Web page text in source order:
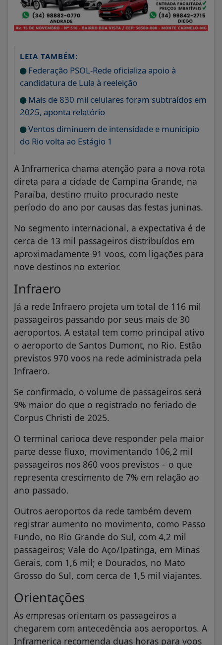
LEIA TAMBÉM:
Federação PSOL-Rede oficializa apoio à
candidatura de Lula à reeleição
Mais de 830 mil celulares foram subtraídos em
2025, aponta relatório
Ventos diminuem de intensidade e município
do Rio volta ao Estágio 1
A Inframerica chama atenção para a nova rota
direta para a cidade de Campina Grande, na
Paraíba, destino muito procurado neste
período do ano por causas das festas juninas.
No segmento internacional, a expectativa é de
cerca de 13 mil passageiros distribuídos em
aproximadamente 91 voos, com ligações para
nove destinos no exterior.
Infraero
Já a rede Infraero projeta um total de 116 mil
passageiros passando por seus mais de 30
aeroportos. A estatal tem como principal ativo
o aeroporto de Santos Dumont, no Rio. Estão
previstos 970 voos na rede administrada pela
Infraero.
Se confirmado, o volume de passageiros será
9% maior do que o registrado no feriado de
Corpus Christi de 2025.
O terminal carioca deve responder pela maior
parte desse fluxo, movimentando 106,2 mil
passageiros nos 860 voos previstos – o que
representa crescimento de 7% em relação ao
ano passado.
Outros aeroportos da rede também devem
registrar aumento no movimento, como Passo
Fundo, no Rio Grande do Sul, com 4,2 mil
passageiros; Vale do Aço/Ipatinga, em Minas
Gerais, com 1,6 mil; e Dourados, no Mato
Grosso do Sul, com cerca de 1,5 mil viajantes.
Orientações
As empresas orientam os passageiros a
chegarem com antecedência aos aeroportos. A
Inframerica recomenda duas horas para voos